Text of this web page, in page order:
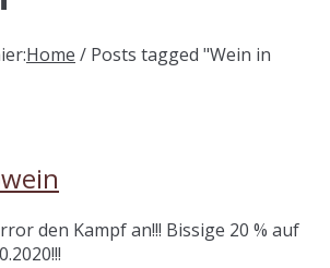
Home / Posts tagged "Wein in
den Kampf an!!! Bissige 20 % auf